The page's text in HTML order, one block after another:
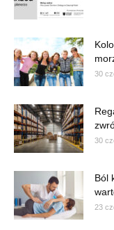
30
30
Ból
23